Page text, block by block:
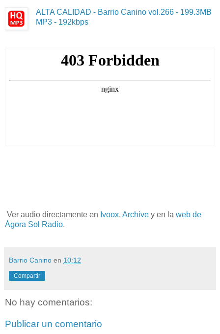
ALTA CALIDAD - Barrio Canino vol.266 - 199.3MB
MP3 - 192kbps
Ver audio directamente en Ivoox, Archive y en la web de
Ágora Sol Radio.
Barrio Canino en 10:12
Compartir
No hay comentarios:
Publicar un comentario